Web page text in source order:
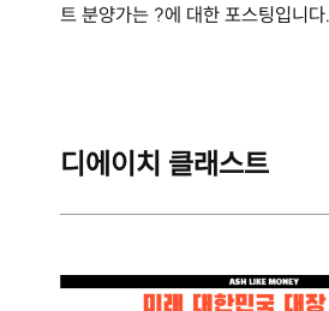
트 분양가는 ?에 대한 포스팅입니다.
디에이치 클래스트